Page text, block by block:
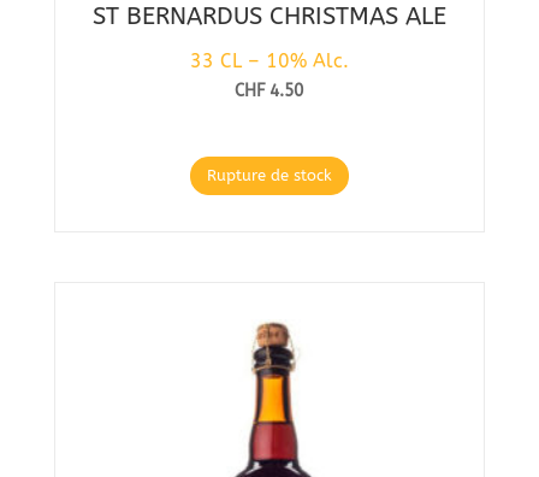
ST BERNARDUS CHRISTMAS ALE
33 CL – 10% Alc.
CHF4.50
Rupture de stock